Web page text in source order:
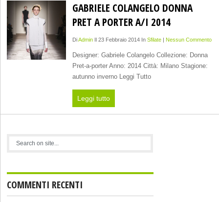
GABRIELE COLANGELO DONNA
PRET A PORTER A/I 2014
DiAdminIl 23 Febbraio 2014 In Sfilate| Nessun Commento
Designer: Gabriele Colangelo Collezione: Donna
Pret-a-porter Anno: 2014 Città: Milano Stagione:
autunno inverno Leggi Tutto
Leggi tutto
COMMENTI RECENTI